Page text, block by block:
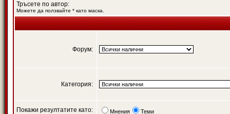
Тръсете по автор:
Можете да ползвайте * като маска.
Форум:
Категория:
Покажи резултатите като: Мнения Теми